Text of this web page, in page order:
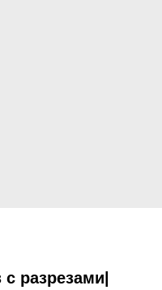
разрезами|